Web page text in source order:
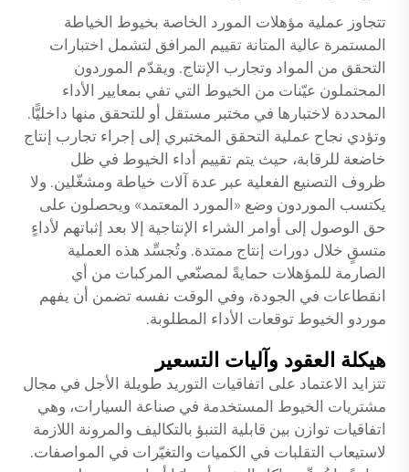
تتجاوز عملية مؤهلات المورد الخاصة بخيوط الخياطة
المستمرة عالية المتانة تقييم المرافق لتشمل اختبارات
التحقق من المواد وتجارب الإنتاج. ويقدّم الموردون
المحتملون عيّنات من الخيوط التي تفي بمعايير الأداء
المحددة لاختبارها في مختبر مستقل أو للتحقق منها داخليًّا.
وتؤدي نجاح عملية التحقق المختبري إلى إجراء تجارب إنتاج
خاضعة للرقابة، حيث يتم تقييم أداء الخيوط في ظل
ظروف التصنيع الفعلية عبر عدة آلات خياطة ومشغّلين. ولا
يكتسب الموردون وضع «المورد المعتمد» ويحصلون على
حق الوصول إلى أوامر الشراء الإنتاجية إلا بعد إثباتهم لأداءٍ
متسقٍ خلال دورات إنتاج ممتدة. وتُجسِّد هذه العملية
الصارمة للمؤهلات حمايةً لمصنّعي المركبات من أي
انقطاعات في الجودة، وفي الوقت نفسه تضمن أن يفهم
موردو الخيوط توقعات الأداء المطلوبة.
هيكلة العقود وآليات التسعير
تتزايد الاعتماد على اتفاقيات التوريد طويلة الأجل في مجال
مشتريات الخيوط المستخدمة في صناعة السيارات، وهي
اتفاقيات توازن بين قابلية التنبؤ بالتكاليف والمرونة اللازمة
لاستيعاب التقلبات في الكميات والتغيّرات في المواصفات.